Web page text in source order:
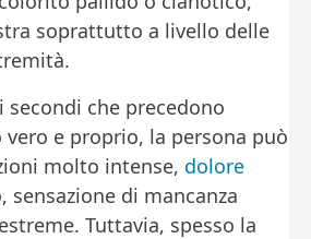
soprattutto a livello delle
secondi che precedono
vero e proprio, la persona può
molto intense, dolore
sensazione di mancanza
estreme. Tuttavia, spesso la